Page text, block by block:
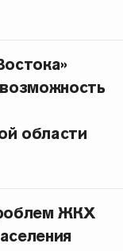
области
ЖКХ